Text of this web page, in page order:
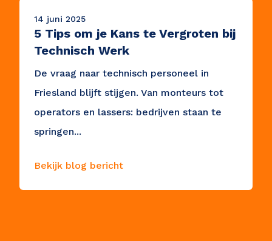
14 juni 2025
5 Tips om je Kans te Vergroten bij
Technisch Werk
De vraag naar technisch personeel in
Friesland blijft stijgen. Van monteurs tot
operators en lassers: bedrijven staan te
springen...
Bekijk blog bericht
Alerts ontvangen